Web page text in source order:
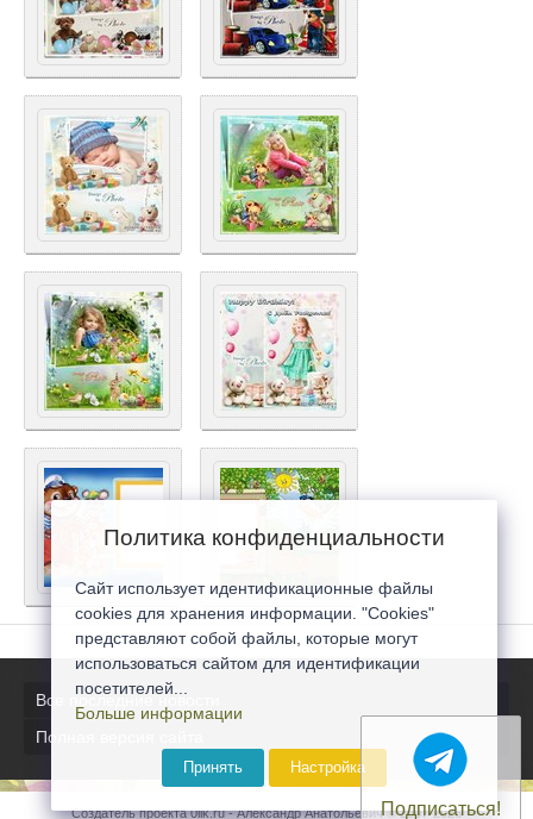
Все последние новости
Полная версия сайта
Создатель проекта 0lik.ru - Александр Анатольевич © 2007-2026
Подписаться!
Политика конфиденциальности
Сайт использует идентификационные файлы
cookies для хранения информации. "Cookies"
представляют собой файлы, которые могут
использоваться сайтом для идентификации
посетителей...
Больше информации
Принять Настройка